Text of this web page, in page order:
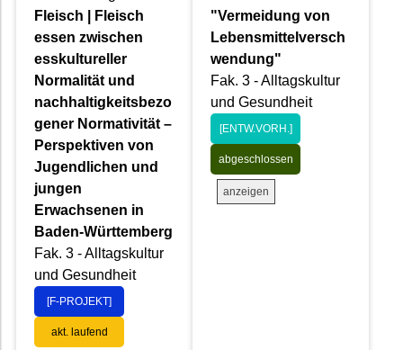
Fleisch | Fleisch
essen zwischen
esskultureller
Normalität und
nachhaltigkeitsbezo
gener Normativität –
Perspektiven von
Jugendlichen und
jungen
Erwachsenen in
Baden-Württemberg
Fak. 3 - Alltagskultur
und Gesundheit
[F-PROJEKT]
akt. laufend
"Vermeidung von
Lebensmittelversch
wendung"
Fak. 3 - Alltagskultur
und Gesundheit
[ENTW.VORH.]
abgeschlossen
anzeigen